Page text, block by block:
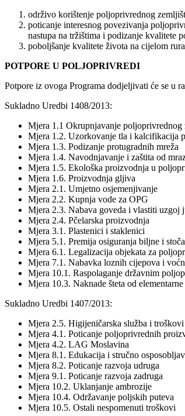
održivo korištenje poljoprivrednog
poticanje interesnog povezivanja
nastupa na tržištima i podizanje kvalitete
poboljšanje kvalitete života na cijelom
POTPORE U POLJOPRIVREDI
Potpore iz ovoga Programa dodjeljivati će se u
Sukladno Uredbi 1408/2013:
Mjera 1.1 Okrupnjavanje poljoprivrednog
Mjera 1.2. Uzorkovanje tla i kalcifikacija
Mjera 1.3. Podizanje protugradnih mreža
Mjera 1.4. Navodnjavanje i zaštita od
Mjera 1.5. Ekološka proizvodnja u
Mjera 1.6. Proizvodnja gljiva
Mjera 2.1. Umjetno osjemenjivanje
Mjera 2.2. Kupnja vode za OPG
Mjera 2.3. Nabava goveda i vlastiti uzgoj
Mjera 2.4. Pčelarska proizvodnja
Mjera 3.1. Plastenici i staklenici
Mjera 5.1. Premija osiguranja biljne i
Mjera 6.1. Legalizacija objekata za
Mjera 7.1. Nabavka loznih cijepova i
Mjera 10.1. Raspolaganje državnim
Mjera 10.3. Naknade šteta od
Sukladno Uredbi 1407/2013:
Mjera 2.5. Higijeničarska služba i
Mjera 4.1. Poticanje poljoprivrednih
Mjera 4.2. LAG Moslavina
Mjera 8.1. Edukacija i stručno
Mjera 8.2. Poticanje razvoja udruga
Mjera 9.1. Poticanje razvoja zadruga
Mjera 10.2. Uklanjanje ambrozije
Mjera 10.4. Održavanje poljskih puteva
Mjera 10.5. Ostali nespomenuti troškovi